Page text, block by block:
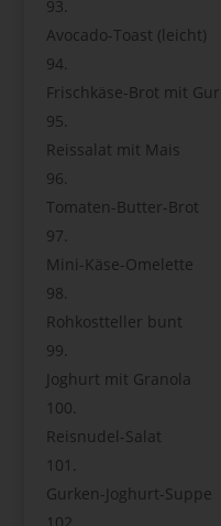
Avocado-Toast (leicht)
Frischkäse-Brot mit
Reissalat mit Mais
Tomaten-Butter-Brot
Mini-Käse-Omelette
Rohkostteller bunt
Joghurt mit Granola
Reisnudel-Salat
Gurken-Joghurt-Suppe